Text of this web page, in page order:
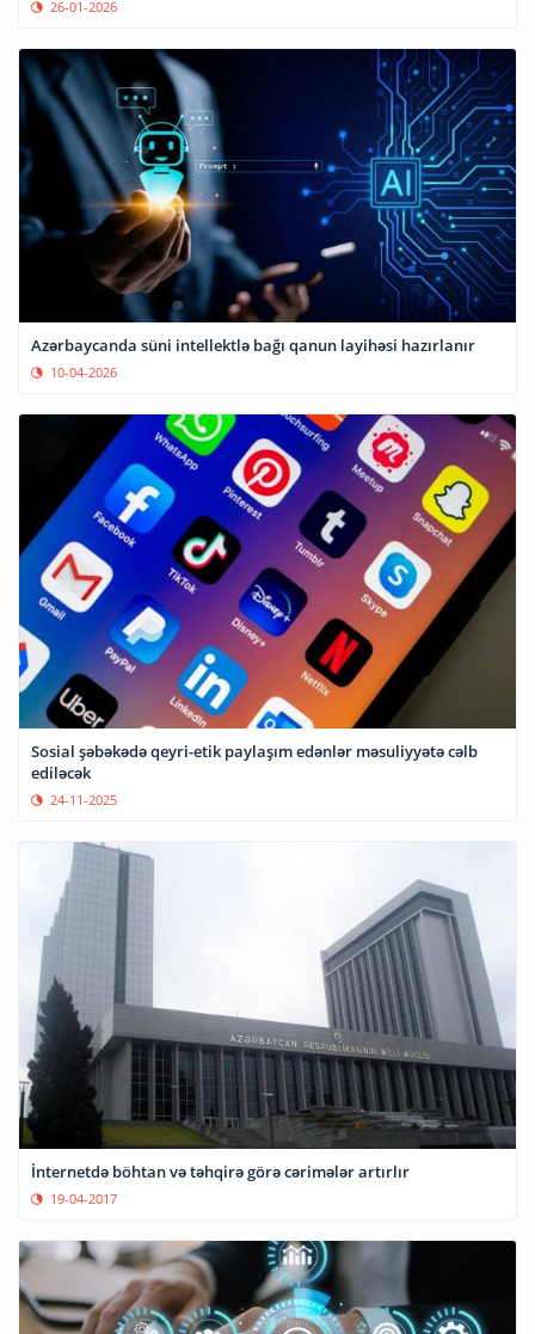
26-01-2026
Azərbaycanda süni intellektlə bağı qanun layihəsi hazırlanır
10-04-2026
Sosial şəbəkədə qeyri-etik paylaşım edənlər məsuliyyətə cəlb
ediləcək
24-11-2025
İnternetdə böhtan və təhqirə görə cərimələr artırlır
19-04-2017